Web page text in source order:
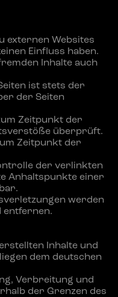
externen Websites
Einfluss haben.
Inhalte auch
ist stets der
der Seiten
Zeitpunkt der
überprüft.
Zeitpunkt der
der verlinkten
Anhaltspunkte einer
werden
entfernen.
Inhalte und
dem deutschen
Verbreitung und
der Grenzen des